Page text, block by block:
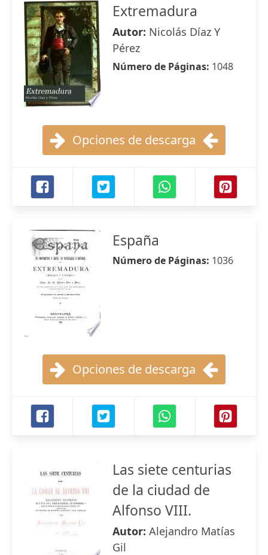
Extremadura
Autor: Nicolás Díaz Y
Pérez
Número de Páginas: 1048
Opciones de descarga
España
Número de Páginas: 1036
Opciones de descarga
Las siete centurias
de la ciudad de
Alfonso VIII.
Autor: Alejandro Matías
Gil